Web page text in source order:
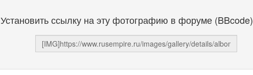
Установить ссылку на эту фотографию в форуме (BBcode)